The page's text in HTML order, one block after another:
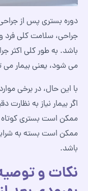
دوره بستری پس از
جراحی، سلامت کلی فرد
باشد. به طور کلی اکثر
می شود، یعنی بیمار می
با این حال، در برخی
اگر بیمار نیاز به
ممکن است بستری کوتاه
ممکن است بسته به
باشد.
نکات و